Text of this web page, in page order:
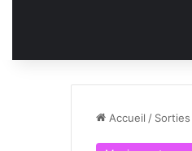
Accueil /